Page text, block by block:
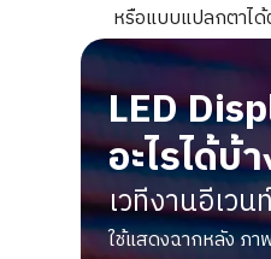
หรือแบบแปลกตาไ
LED
อะไรได้บ้
เวทีงานอีเว
ใช้แสดงฉากหลัง ภา